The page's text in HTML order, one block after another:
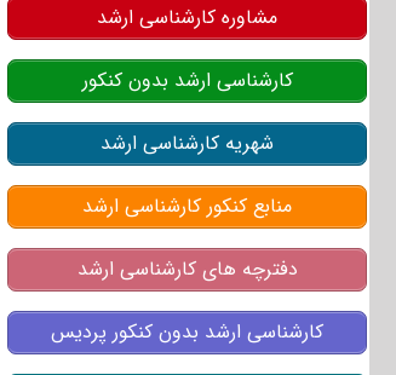
مشاوره کارشناسی ارشد
کارشناسی ارشد بدون کنکور
شهریه کارشناسی ارشد
منابع کنکور کارشناسی ارشد
دفترچه های کارشناسی ارشد
کارشناسی ارشد بدون کنکور پردیس